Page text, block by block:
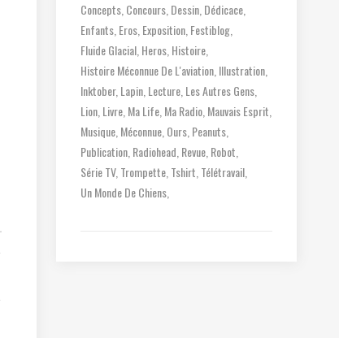
Concepts Concours Dessin Dédicace
Enfants Eros Exposition Festiblog
Fluide Glacial Heros Histoire
Histoire Méconnue De L'aviation Illustration
Inktober Lapin Lecture Les Autres Gens
Lion Livre Ma Life Ma Radio Mauvais Esprit
Musique Méconnue Ours Peanuts
Publication Radiohead Revue Robot
Série TV Trompette Tshirt Télétravail
Un Monde De Chiens